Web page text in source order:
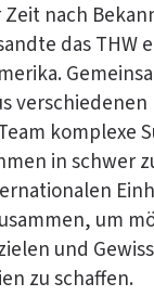
nach
das THW
komplexe
in schwer
um
und
zu schaffen.